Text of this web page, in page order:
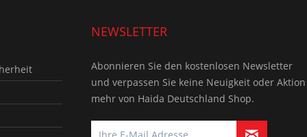
NEWSLETTER
Abonnieren Sie den kostenlosen Newsletter
und verpassen Sie keine Neuigkeit oder Aktion
mehr von Haida Deutschland Shop.